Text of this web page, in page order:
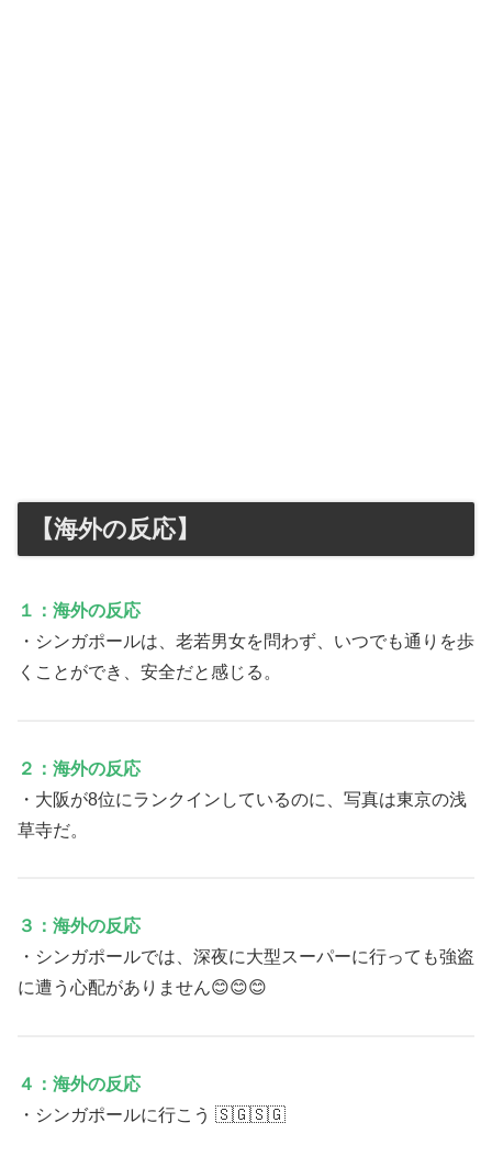
【海外の反応】
１：海外の反応
・シンガポールは、老若男女を問わず、いつでも通りを歩
くことができ、安全だと感じる。
２：海外の反応
・大阪が8位にランクインしているのに、写真は東京の浅
草寺だ。
３：海外の反応
・シンガポールでは、深夜に大型スーパーに行っても強盗
に遭う心配がありません😊😊😊
４：海外の反応
・シンガポールに行こう 🇸🇬🇸🇬